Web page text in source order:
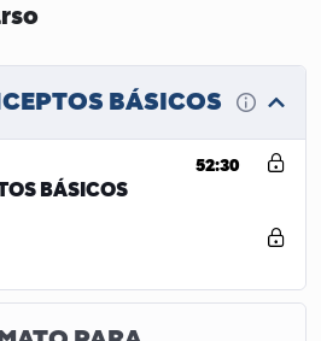
BÁSICOS
BÁSICOS
52:30